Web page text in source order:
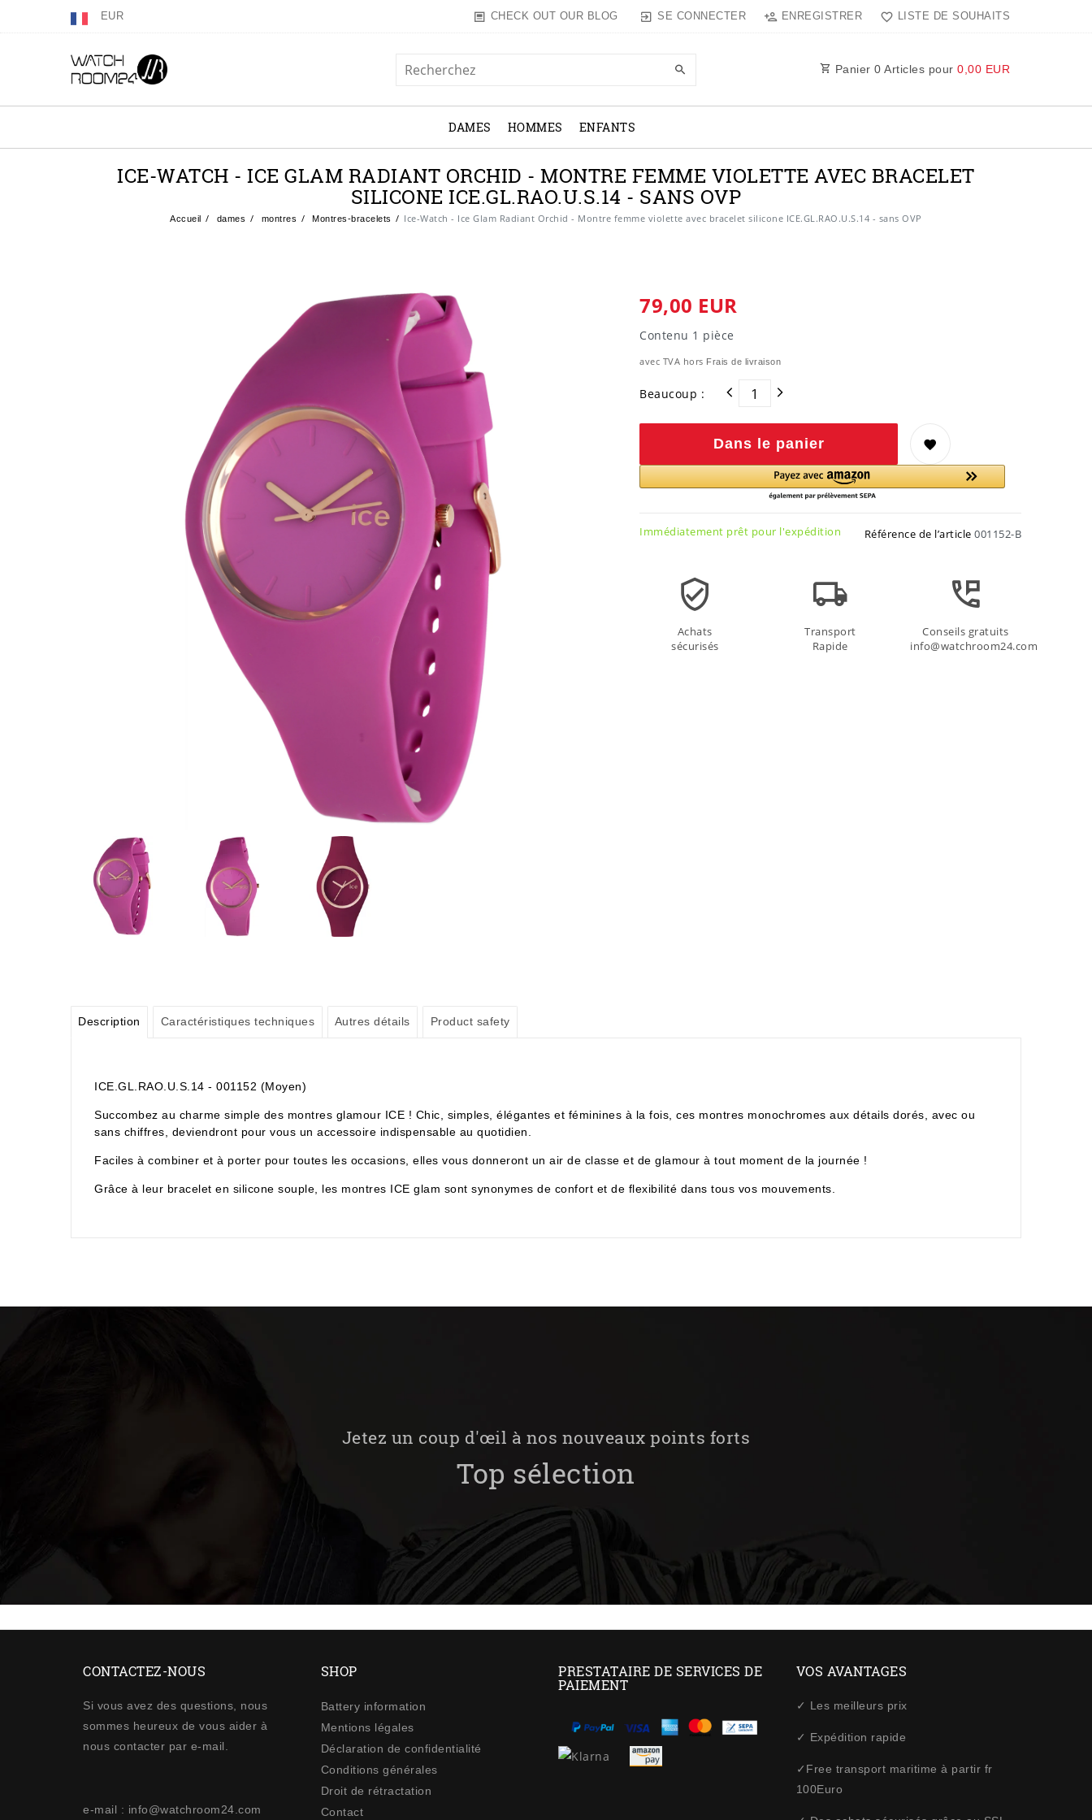
EUR CHECK OUT OUR BLOG SE CONNECTER ENREGISTRER LISTE DE SOUHAITS
Panier 0 Articles pour 0,00 EUR
DAMES HOMMES ENFANTS
ICE-WATCH - ICE GLAM RADIANT ORCHID - MONTRE FEMME VIOLETTE AVEC BRACELET
SILICONE ICE.GL.RAO.U.S.14 - SANS OVP
Accueil dames montres Montres-bracelets Ice-Watch - Ice Glam Radiant Orchid - Montre femme violette avec bracelet silicone ICE.GL.RAO.U.S.14 - sans OVP
79,00 EUR
Contenu 1 pièce
avec TVA hors Frais de livraison
Beaucoup :
Dans le panier
Immédiatement prêt pour l'expédition Référence de l’article 001152-B
Achats
sécurisés
Transport
Rapide
Conseils gratuits
info@watchroom24.com
Description Caractéristiques techniques Autres détails Product safety
ICE.GL.RAO.U.S.14 - 001152 (Moyen)
Succombez au charme simple des montres glamour ICE ! Chic, simples, élégantes et féminines à la fois, ces montres monochromes aux détails dorés, avec ou
sans chiffres, deviendront pour vous un accessoire indispensable au quotidien.
Faciles à combiner et à porter pour toutes les occasions, elles vous donneront un air de classe et de glamour à tout moment de la journée !
Grâce à leur bracelet en silicone souple, les montres ICE glam sont synonymes de confort et de flexibilité dans tous vos mouvements.
Jetez un coup d'œil à nos nouveaux points forts
Top sélection
CONTACTEZ-NOUS
Si vous avez des questions, nous
sommes heureux de vous aider à
nous contacter par e-mail.
e-mail : info@watchroom24.com
SHOP
Battery information
Mentions légales
Déclaration de confidentialité
Conditions générales
Droit de rétractation
Contact
PRESTATAIRE DE SERVICES DE
PAIEMENT
VOS AVANTAGES
✓ Les meilleurs prix
✓ Expédition rapide
✓Free transport maritime à partir fr
100Euro